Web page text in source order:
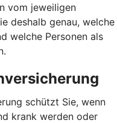
vom jeweiligen
deshalb genau, welche
welche Personen als
schützt Sie, wenn
krank werden oder